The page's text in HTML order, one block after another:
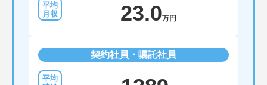
23.0万円
契約社員・嘱託社員